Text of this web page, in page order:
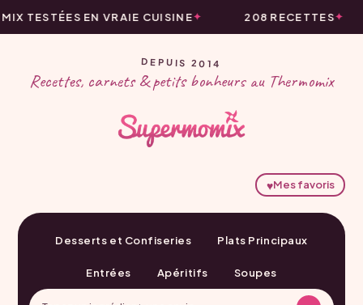
TESTÉES EN VRAIE CUISINE 208 RECETTES
DEPUIS 2014
Recettes, carnets & petits bonheurs au Thermomix
♥Mes favoris
Desserts et Confiseries Plats Principaux
Entrées Apéritifs Soupes